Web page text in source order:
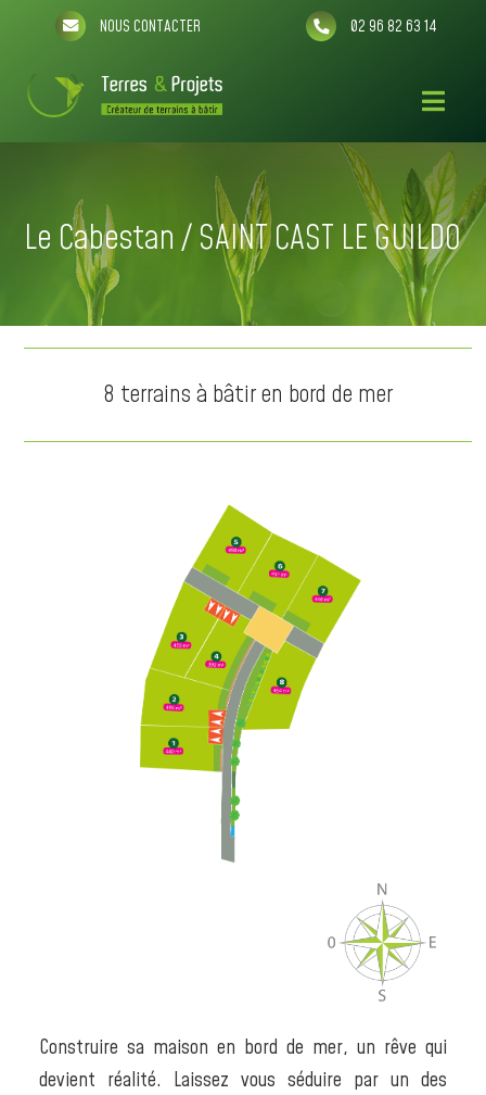
NOUS CONTACTER 02 96 82 63 14
Le Cabestan / SAINT CAST LE GUILDO
8 terrains à bâtir en bord de mer
Construire sa maison en bord de mer, un rêve qui
devient réalité. Laissez vous séduire par un des